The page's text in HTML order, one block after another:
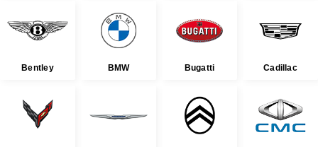
Bentley BMW Bugatti Cadillac